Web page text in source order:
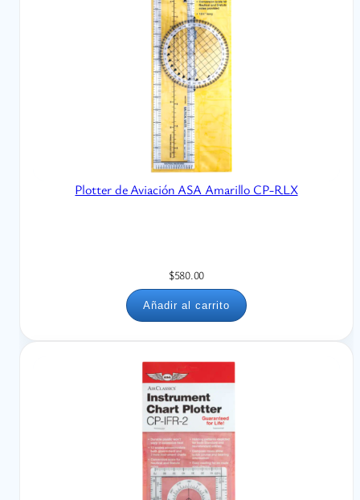
Plotter de Aviación ASA Amarillo CP-RLX
$580.00
Añadir al carrito